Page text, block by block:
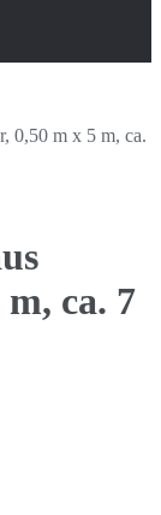
0,50 m x 5 m, ca.
ca. 7